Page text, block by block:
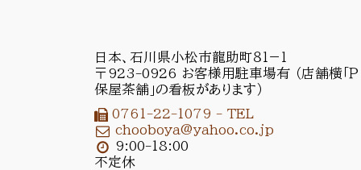
日本、石川県小松市龍助町８１−１
〒923-0926 お客様用駐車場有 （店舗横「
保屋茶舗」の看板があります）
0761-22-1079 - TEL
chooboya@yahoo.co.jp
9:00-18:00
不定休